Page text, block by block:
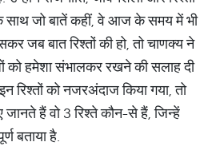
जो बातें कहीं, वे आज के समय में भी
जब बात रिश्तों की हो, तो चाणक्य ने
हमेशा संभालकर रखने की सलाह दी
रिश्तों को नजरअंदाज किया गया, तो
हैं वो 3 रिश्ते कौन-से हैं, जिन्हें
बताया है.